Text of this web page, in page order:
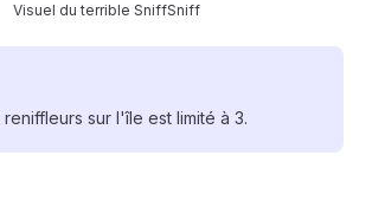
Visuel du terrible SniffSniff
sur l'île est limité à 3.